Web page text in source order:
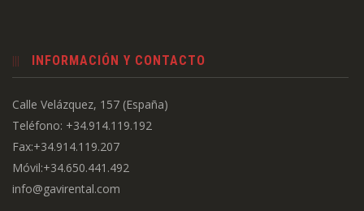
INFORMACIÓN Y CONTACTO
Calle Velázquez, 157 (España)
Teléfono: +34.914.119.192
Fax:+34.914.119.207
Móvil:+34.650.441.492
info@gavirental.com